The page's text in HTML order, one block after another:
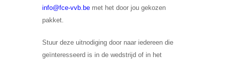
info@fce-vvb.be met het door jou gekozen
pakket.
Stuur deze uitnodiging door naar iedereen die
geïnteresseerd is in de wedstrijd of in het